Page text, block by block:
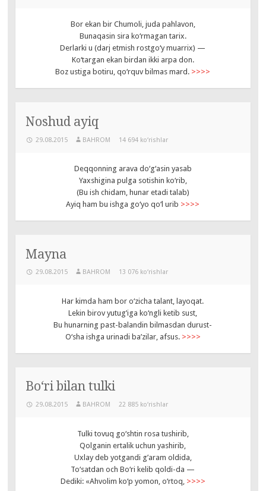
Bor ekan bir Chumoli, juda pahlavon,
Bunaqasin sira ko‘rmagan tarix.
Derlarki u (darj etmish rostgo‘y muarrix) —
Ko‘targan ekan birdan ikki arpa don.
Boz ustiga botiru, qo‘rquv bilmas mard. >>>>
Noshud ayiq
29.08.2015 BAHROM 14 694 ko‘rishlar
Deqqonning arava do‘g‘asin yasab
Yaxshigina pulga sotishin ko‘rib,
(Bu ish chidam, hunar etadi talab)
Ayiq ham bu ishga go‘yo qo‘l urib >>>>
Mayna
29.08.2015 BAHROM 13 076 ko‘rishlar
Har kimda ham bor o‘zicha talant, layoqat.
Lekin birov yutug’iga ko‘ngli ketib sust,
Bu hunarning past-balandin bilmasdan durust-
O‘sha ishga urinadi ba’zilar, afsus. >>>>
Bo‘ri bilan tulki
29.08.2015 BAHROM 22 885 ko‘rishlar
Tulki tovuq go‘shtin rosa tushirib,
Qolganin ertalik uchun yashirib,
Uxlay deb yotgandi g’aram oldida,
To‘satdan och Bo‘ri kelib qoldi-da —
Dediki: «Ahvolim ko‘p yomon, o‘rtoq, >>>>